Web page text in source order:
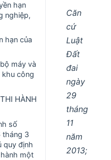
hạn
nghiệp,
hạn của
máy và
khu công
HÀNH
số
tháng 3
quy định
một
Căn
cứ
Luật
Đất
đai
ngày
29
tháng
11
năm
2013;